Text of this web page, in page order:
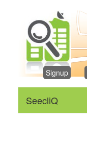
Signup
SeecliQ